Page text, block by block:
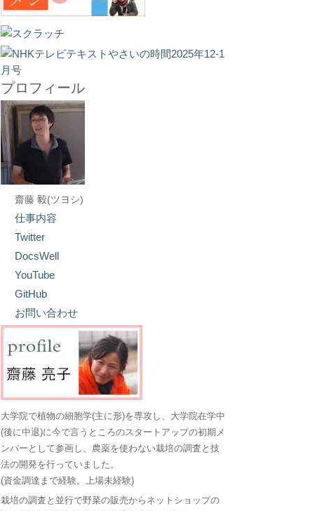
プロフィール
齋藤 毅(ツヨシ)
仕事内容
Twitter
DocsWell
YouTube
GitHub
お問い合わせ
大学院で植物の細胞学(主に形)を専攻し、大学院在学中
(後に中退)に今で言うところのスタートアップの初期メ
ンバーとして参画し、農薬を使わない栽培の調査と技
法の開発を行っていました。
(資金調達まで経験。上場未経験)
栽培の調査と並行で野菜の販売からネットショップの